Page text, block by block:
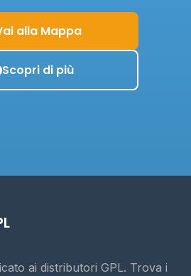
alla Mappa
Scopri di più
ai distributori GPL. Trova i